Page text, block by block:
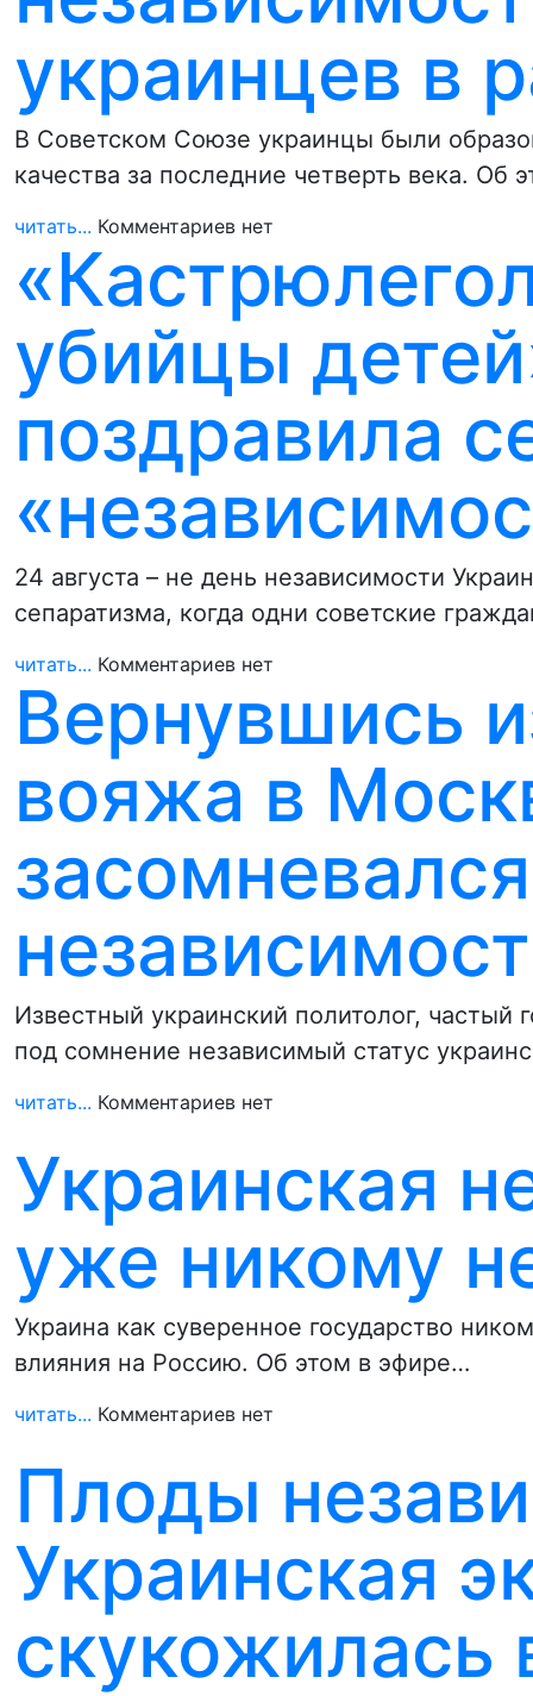
украинцев в
В Советском Союзе украинцы были
качества за последние четверть века. Об
читать... Комментариев нет
убийцы
поздравила
24 августа – не день независимости
сепаратизма, когда одни советские
читать... Комментариев нет
Вернувшись
вояжа в
Известный украинский политолог, частый
под сомнение независимый статус
читать... Комментариев нет
Украинская
уже никому
Украина как суверенное государство
влияния на Россию. Об этом в эфире…
читать... Комментариев нет
Плоды
Украинская
скукожилась